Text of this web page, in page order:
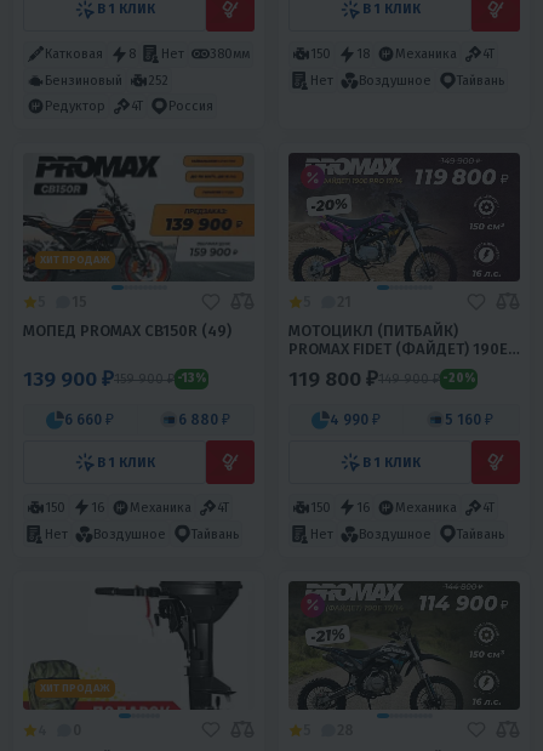
В 1 КЛИК
Катковая 8 Нет
380мм
Бензиновый
252
Редуктор
4T Россия
В 1 КЛИК
150 18 Механика
4T
Нет
Воздушное Тайвань
ХИТ ПРОДАЖ
МОПЕД PROMAX CB150R (49)
139 900 ₽159 900 ₽ -13%
6 660 ₽ 6 880 ₽
В 1 КЛИК
150 16 Механика
4T
Нет
Воздушное Тайвань
МОТОЦИКЛ (ПИТБАЙК)
PROMAX FIDET (ФАЙДЕТ) 190E
119 800 ₽149 900 ₽ -20%
4 990 ₽ 5 160 ₽
В 1 КЛИК
150 16 Механика
4T
Нет
Воздушное Тайвань
ХИТ ПРОДАЖ